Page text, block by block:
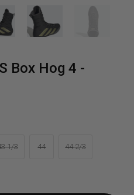
Box Hog 4 -
1/3 44 44 2/3